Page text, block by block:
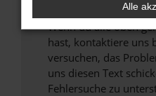
Wende dich an
Wenn du alle oben
hast, kontaktiere uns
versuchen, das
uns diesen Text
Fehlersuche zu
Alle